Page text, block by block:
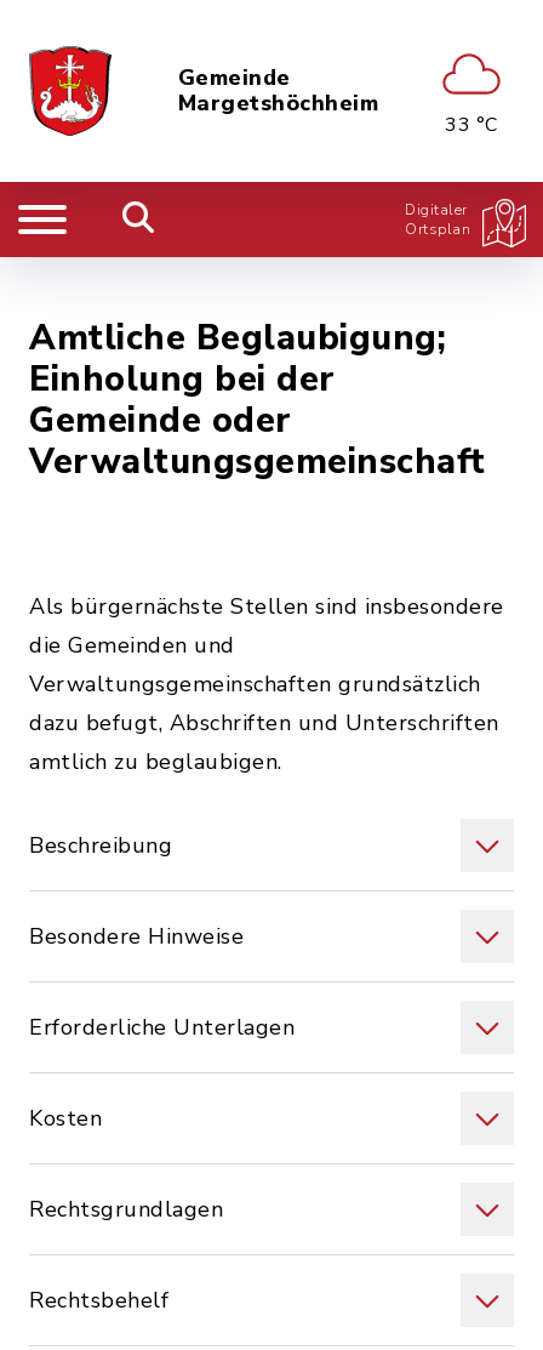
Gemeinde
Margetshöchheim
33 °C
Digitaler
Ortsplan
Amtliche Beglaubigung;
Einholung bei der
Gemeinde oder
Verwaltungsgemeinschaft
Als bürgernächste Stellen sind insbesondere
die Gemeinden und
Verwaltungsgemeinschaften grundsätzlich
dazu befugt, Abschriften und Unterschriften
amtlich zu beglaubigen.
Beschreibung
Besondere Hinweise
Erforderliche Unterlagen
Kosten
Rechtsgrundlagen
Rechtsbehelf